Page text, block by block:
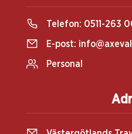
Telefon: 0511-263
E-post:
Personal